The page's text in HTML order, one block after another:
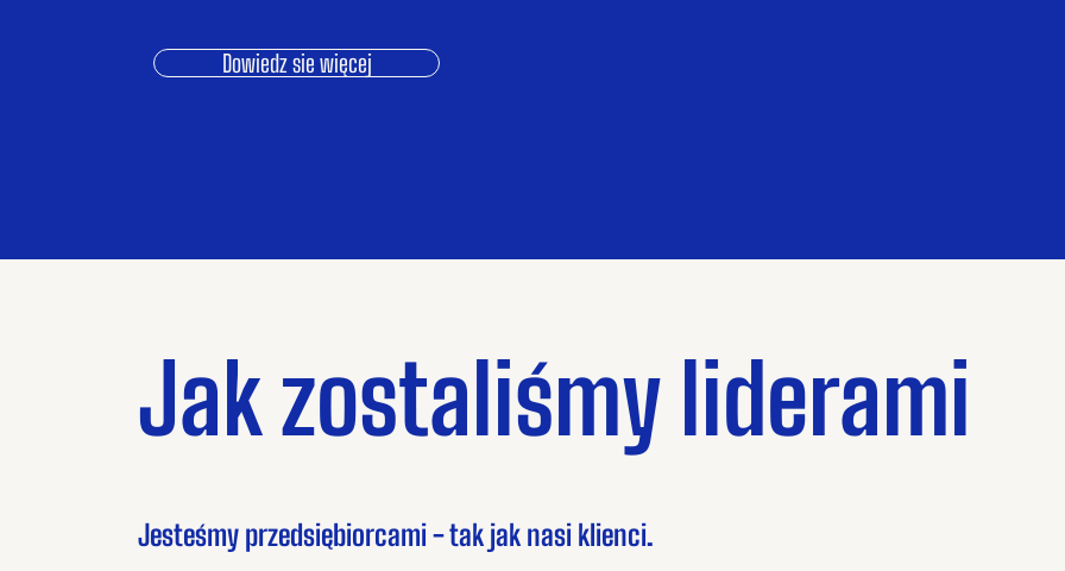
Dowiedz sie więcej
Jak zostaliśmy liderami
Jesteśmy przedsiębiorcami - tak jak nasi klienci.